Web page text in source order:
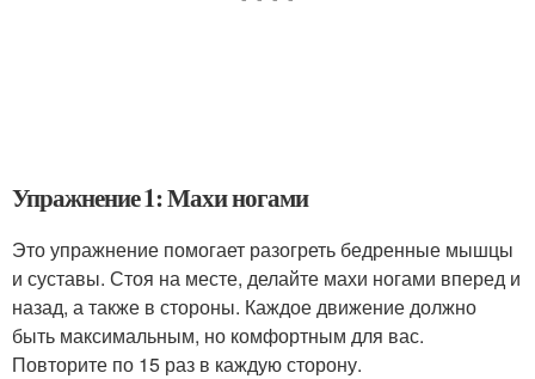
Упражнение 1: Махи ногами
Это упражнение помогает разогреть бедренные мышцы
и суставы. Стоя на месте, делайте махи ногами вперед и
назад, а также в стороны. Каждое движение должно
быть максимальным, но комфортным для вас.
Повторите по 15 раз в каждую сторону.